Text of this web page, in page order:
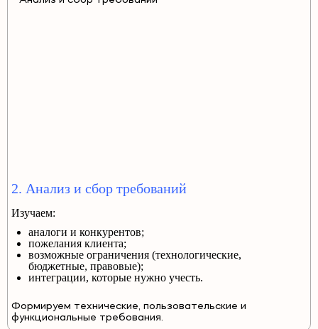
2. Анализ и сбор требований
Изучаем:
аналоги и конкурентов;
пожелания клиента;
возможные ограничения (технологические,
бюджетные, правовые);
интеграции, которые нужно учесть.
Формируем технические, пользовательские и
функциональные требования.